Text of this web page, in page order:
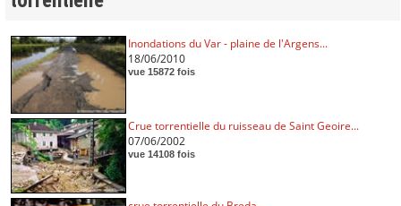
Inondations du Var - plaine de l'Argens...
18/06/2010
vue 15872 fois
Crue torrentielle du ruisseau de Saint Geoire...
07/06/2002
vue 14108 fois